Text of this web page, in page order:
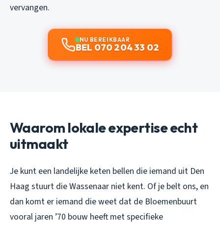
vervangen.
NU BEREIKBAAR
BEL 070 204 33 02
Waarom lokale expertise echt
uitmaakt
Je kunt een landelijke keten bellen die iemand uit Den
Haag stuurt die Wassenaar niet kent. Of je belt ons, en
dan komt er iemand die weet dat de Bloemenbuurt
vooral jaren ’70 bouw heeft met specifieke